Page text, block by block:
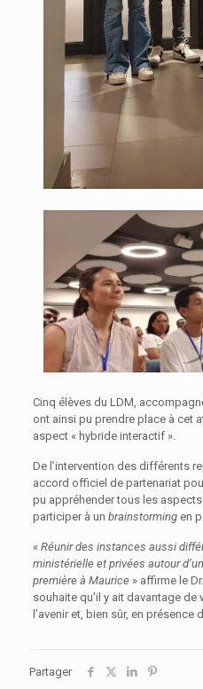
Cinq élèves du LDM,
ont ainsi pu prendre place à cet
aspect « hybride interactif ».
De l’intervention des différents
accord officiel de partenariat
pu appréhender tous les
participer à un brainstormingen
« Réunir des instances aussi
ministérielle et privées autour
première à Maurice» affirme le
souhaite qu’il y ait davantage
l’avenir et, bien sûr, en présence
Partager